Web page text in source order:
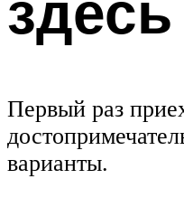
Первый раз
варианты.